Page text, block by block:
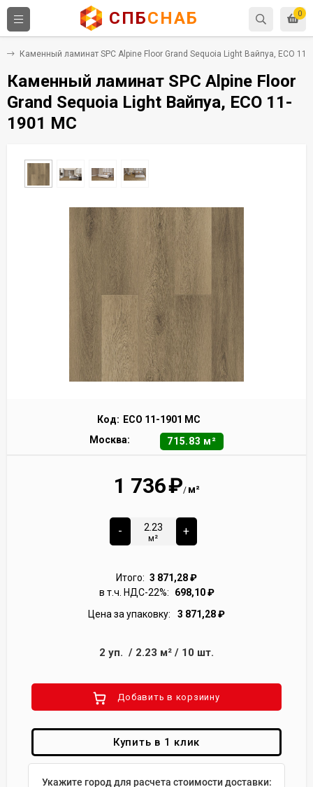
0
СПБСНАБ
Каменный ламинат SPC Alpine Floor Grand Sequoia Light Вайпуа, ЕСО 11-
Каменный ламинат SPC Alpine Floor
Grand Sequoia Light Вайпуа, ЕСО 11-
1901 MC
Код: ECO 11-1901 MC
Москва:
715.83 м²
1 736₽/ м²
-
м²
+
Итого: 3 871,28₽
в т.ч. НДС-22%:
698,10₽
Цена за упаковку:
3 871,28₽
2 уп. / 2.23 м² / 10 шт.
Добавить в корзиину
Купить в 1 клик
Укажите город для расчета стоимости доставки: